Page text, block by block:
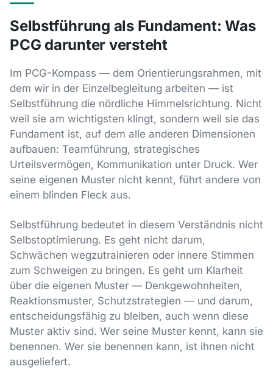
Selbstführung als Fundament: Was
PCG darunter versteht
Im PCG-Kompass — dem Orientierungsrahmen, mit
dem wir in der Einzelbegleitung arbeiten — ist
Selbstführung die nördliche Himmelsrichtung. Nicht
weil sie am wichtigsten klingt, sondern weil sie das
Fundament ist, auf dem alle anderen Dimensionen
aufbauen: Teamführung, strategisches
Urteilsvermögen, Kommunikation unter Druck. Wer
seine eigenen Muster nicht kennt, führt andere von
einem blinden Fleck aus.
Selbstführung bedeutet in diesem Verständnis nicht
Selbstoptimierung. Es geht nicht darum,
Schwächen wegzutrainieren oder innere Stimmen
zum Schweigen zu bringen. Es geht um Klarheit
über die eigenen Muster — Denkgewohnheiten,
Reaktionsmuster, Schutzstrategien — und darum,
entscheidungsfähig zu bleiben, auch wenn diese
Muster aktiv sind. Wer seine Muster kennt, kann sie
benennen. Wer sie benennen kann, ist ihnen nicht
ausgeliefert.